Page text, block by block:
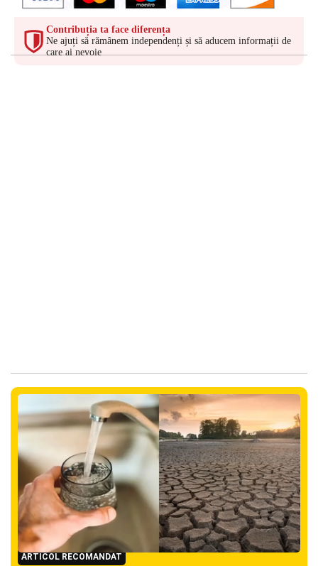
Contribuția ta face diferența
Ne ajuți să rămânem independenți și să aducem informații de
care ai nevoie
ARTICOL RECOMANDAT